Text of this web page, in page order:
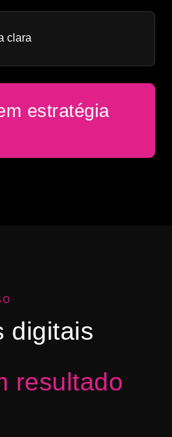
clara
estratégia
digitais
resultado